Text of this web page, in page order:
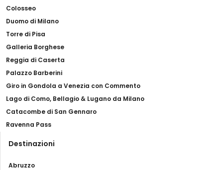
Colosseo
Duomo di Milano
Torre di Pisa
Galleria Borghese
Reggia di Caserta
Palazzo Barberini
Giro in Gondola a Venezia con Commento
Lago di Como, Bellagio & Lugano da Milano
Catacombe di San Gennaro
Ravenna Pass
Destinazioni
Abruzzo